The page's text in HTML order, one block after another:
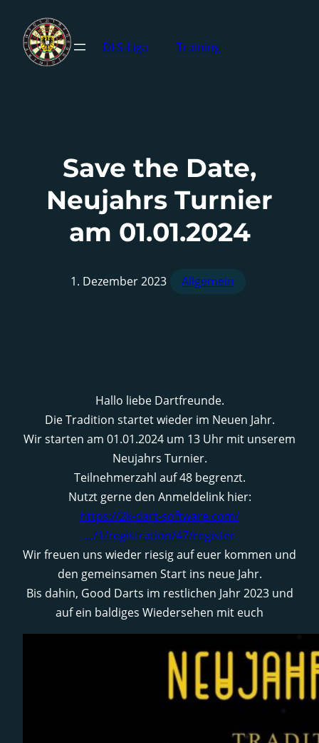
DLS-Liga Training
Save the Date,
Neujahrs Turnier
am 01.01.2024
1. Dezember 2023 Allgemein
Hallo liebe Dartfreunde.
Die Tradition startet wieder im Neuen Jahr.
Wir starten am 01.01.2024 um 13 Uhr mit unserem
Neujahrs Turnier.
Teilnehmerzahl auf 48 begrenzt.
Nutzt gerne den Anmeldelink hier:
https://2k-dart-software.com/
…/1/registration/47/register
Wir freuen uns wieder riesig auf euer kommen und
den gemeinsamen Start ins neue Jahr.
Bis dahin, Good Darts im restlichen Jahr 2023 und
auf ein baldiges Wiedersehen mit euch